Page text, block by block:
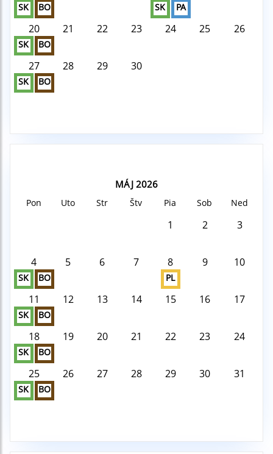
SK BO SK PA
20
SK BO
21 22 23 24 25 26
27
SK BO
28 29 30
MÁJ 2026
Pon Uto Str Štv Pia Sob Ned
1 2 3
4
SK BO
5 6 7 8
PL
9 10
11
SK BO
12 13 14 15 16 17
18
SK BO
19 20 21 22 23 24
25
SK BO
26 27 28 29 30 31